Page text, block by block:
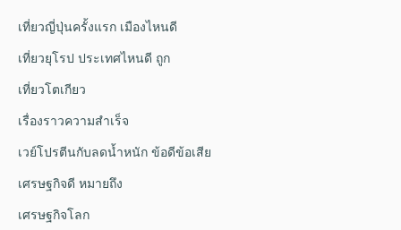
เที่ยวญี่ปุ่นครั้งแรก เมืองไหนดี
เที่ยวยุโรป ประเทศไหนดี ถูก
เที่ยวโตเกียว
เรื่องราวความสำเร็จ
เวย์โปรตีนกับลดน้ำหนัก ข้อดีข้อเสีย
เศรษฐกิจดี หมายถึง
เศรษฐกิจโลก